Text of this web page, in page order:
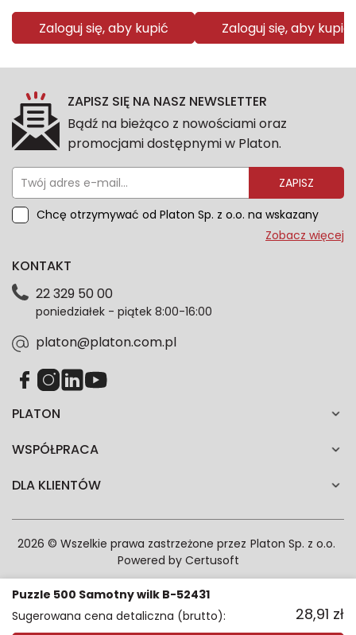
Zaloguj się, aby kupić Zaloguj się, aby kupić
Puzzle 500 Samotny wilk B-52431
Sugerowana cena detaliczna (brutto):
28,91 zł
ZAPISZ SIĘ NA NASZ NEWSLETTER
Bądź na bieżąco z nowościami oraz
promocjami dostępnymi w Platon.
ZAPISZ
Chcę otrzymywać od Platon Sp. z o.o. na wskazany
przeze mnie adres e-mail informacje marketingowe
dotyczące danych osobowych znajdziesz w naszej
każdym czasie. Wycofanie zgody nie wpłynie na
zgodność z prawem przetwarzania dokonanego przed
Zobacz więcej
PLATON
WSPÓŁPRACA
DLA KLIENTÓW
KONTAKT
22 329 50 00
poniedziałek - piątek 8:00-16:00
platon@platon.com.pl
2026 © Wszelkie prawa zastrzeżone przez Platon Sp. z o.o.
Powered by Certusoft